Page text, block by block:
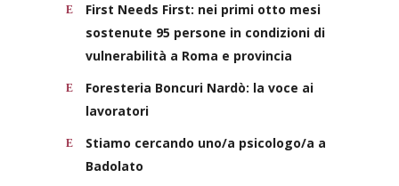
First Needs First: nei primi otto mesi
sostenute 95 persone in condizioni di
vulnerabilità a Roma e provincia
Foresteria Boncuri Nardò: la voce ai
lavoratori
Stiamo cercando uno/a psicologo/a a
Badolato